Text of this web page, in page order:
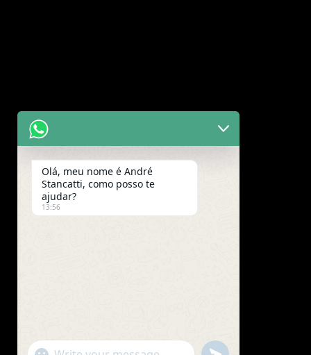
Olá, meu nome é André
Stancatti, como posso te
ajudar?
13:56
"+chaty_settings.lang.emoji_picker+" undefined